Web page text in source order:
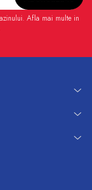
Afla mai multe in